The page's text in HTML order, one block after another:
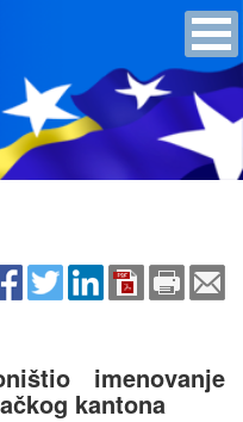
imenovanje
kantona